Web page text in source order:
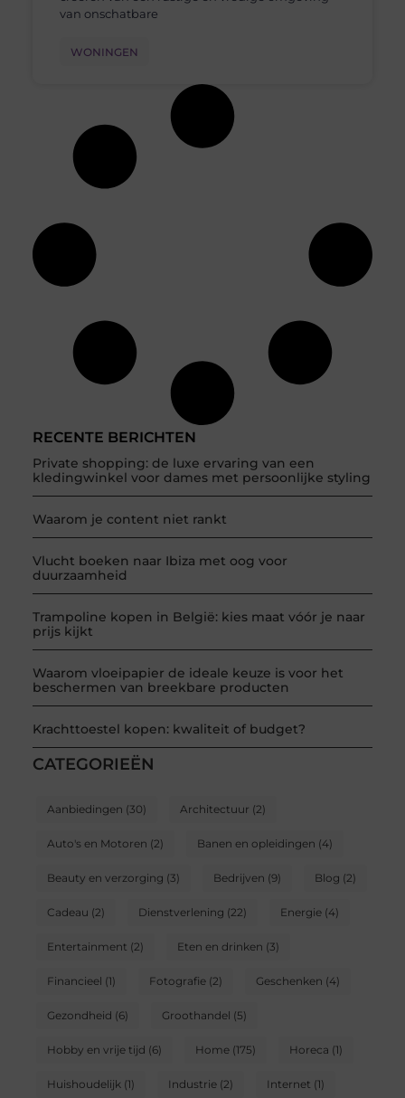
RECENTE BERICHTEN
Private shopping: de luxe ervaring van een
kledingwinkel voor dames met persoonlijke styling
Waarom je content niet rankt
Vlucht boeken naar Ibiza met oog voor
duurzaamheid
Trampoline kopen in België: kies maat vóór je naar
prijs kijkt
Waarom vloeipapier de ideale keuze is voor het
beschermen van breekbare producten
Krachttoestel kopen: kwaliteit of budget?
CATEGORIEËN
Aanbiedingen (30) Architectuur (2)
Auto's en Motoren (2) Banen en opleidingen (4)
Beauty en verzorging (3) Bedrijven (9) Blog (2)
Cadeau (2) Dienstverlening (22) Energie(4)
Entertainment (2) Eten en drinken (3)
Financieel (1) Fotografie(2) Geschenken (4)
Gezondheid (6) Groothandel (5)
Hobby en vrije tijd (6) Home(175) Horeca (1)
Huishoudelijk (1) Industrie(2) Internet (1)
van onschatbare
WONINGEN